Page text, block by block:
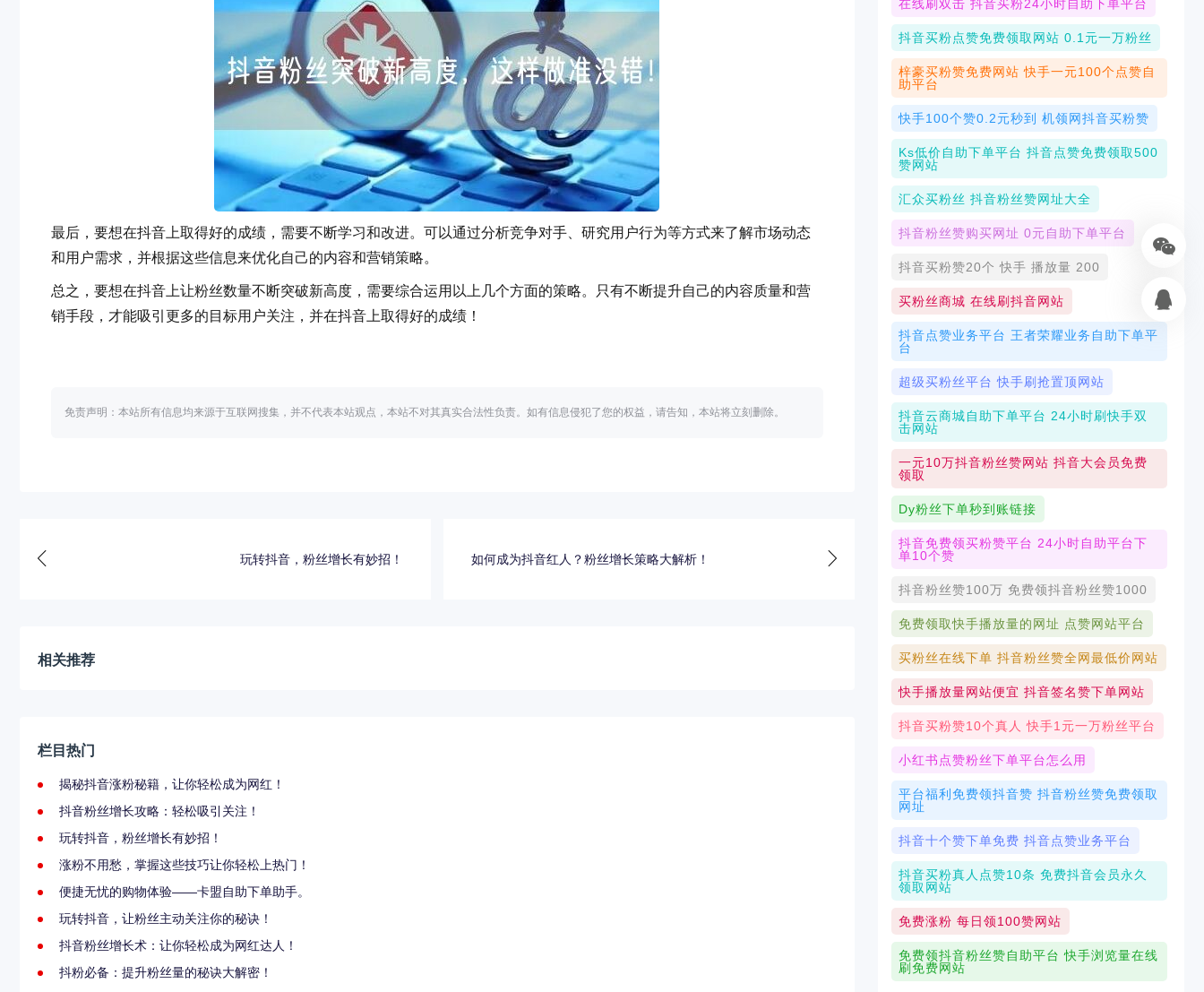
最后，要想在抖音上取得好的成绩，需要不断学习和改进。可以通过分析竞争对手、研究用户行为等方式来了解市场动态
和用户需求，并根据这些信息来优化自己的内容和营销策略。
总之，要想在抖音上让粉丝数量不断突破新高度，需要综合运用以上几个方面的策略。只有不断提升自己的内容质量和营
销手段，才能吸引更多的目标用户关注，并在抖音上取得好的成绩！
免责声明：本站所有信息均来源于互联网搜集，并不代表本站观点，本站不对其真实合法性负责。如有信息侵犯了您的权益，请告知，本站将立刻删除。
玩转抖音，粉丝增长有妙招！ 如何成为抖音红人？粉丝增长策略大解析！
相关推荐
栏目热门
揭秘抖音涨粉秘籍，让你轻松成为网红！
抖音粉丝增长攻略：轻松吸引关注！
玩转抖音，粉丝增长有妙招！
涨粉不用愁，掌握这些技巧让你轻松上热门！
便捷无忧的购物体验——卡盟自助下单助手。
玩转抖音，让粉丝主动关注你的秘诀！
抖音粉丝增长术：让你轻松成为网红达人！
抖粉必备：提升粉丝量的秘诀大解密！
在线刷双击 抖音买粉24小时自助下单平台
抖音买粉点赞免费领取网站 0.1元一万粉丝
梓豪买粉赞免费网站 快手一元100个点赞自
助平台
快手100个赞0.2元秒到 机领网抖音买粉赞
Ks低价自助下单平台 抖音点赞免费领取500
赞网站
汇众买粉丝 抖音粉丝赞网址大全
抖音粉丝赞购买网址 0元自助下单平台
抖音买粉赞20个 快手 播放量 200
买粉丝商城 在线刷抖音网站
抖音点赞业务平台 王者荣耀业务自助下单平
台
超级买粉丝平台 快手刷抢置顶网站
抖音云商城自助下单平台 24小时刷快手双
击网站
一元10万抖音粉丝赞网站 抖音大会员免费
领取
Dy粉丝下单秒到账链接
抖音免费领买粉赞平台 24小时自助平台下
单10个赞
抖音粉丝赞100万 免费领抖音粉丝赞1000
免费领取快手播放量的网址 点赞网站平台
买粉丝在线下单 抖音粉丝赞全网最低价网站
快手播放量网站便宜 抖音签名赞下单网站
抖音买粉赞10个真人 快手1元一万粉丝平台
小红书点赞粉丝下单平台怎么用
平台福利免费领抖音赞 抖音粉丝赞免费领取
网址
抖音十个赞下单免费 抖音点赞业务平台
抖音买粉真人点赞10条 免费抖音会员永久
领取网站
免费涨粉 每日领100赞网站
免费领抖音粉丝赞自助平台 快手浏览量在线
刷免费网站